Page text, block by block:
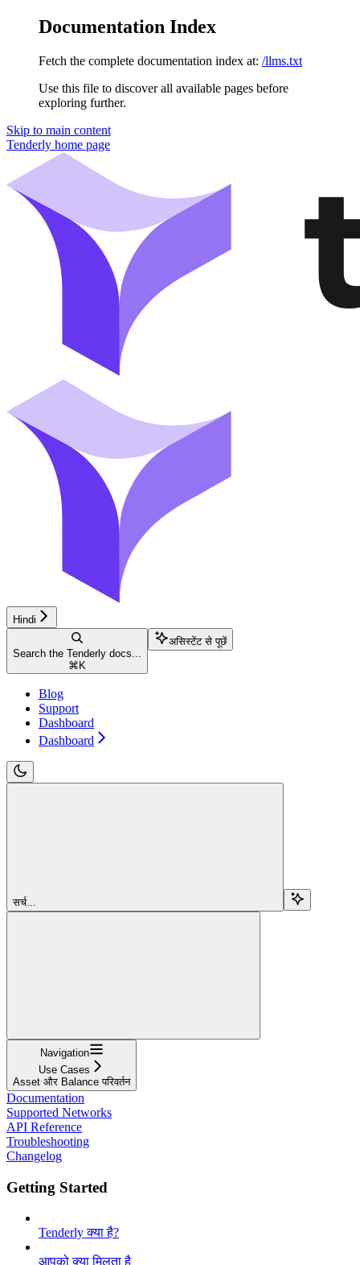
Documentation Index
Fetch the complete documentation index at: /llms.txt
Use this file to discover all available pages before
exploring further.
Skip to main content
Tenderly home page
Hindi
Search the Tenderly docs...
⌘ K
असिस्टेंट से पूछें
Blog
Support
Dashboard
Dashboard
सर्च...
Navigation
Use Cases
Asset और Balance परिवर्तन
Documentation
Supported Networks
API Reference
Troubleshooting
Changelog
Getting Started
Tenderly क्या है?
आपको क्या मिलता है